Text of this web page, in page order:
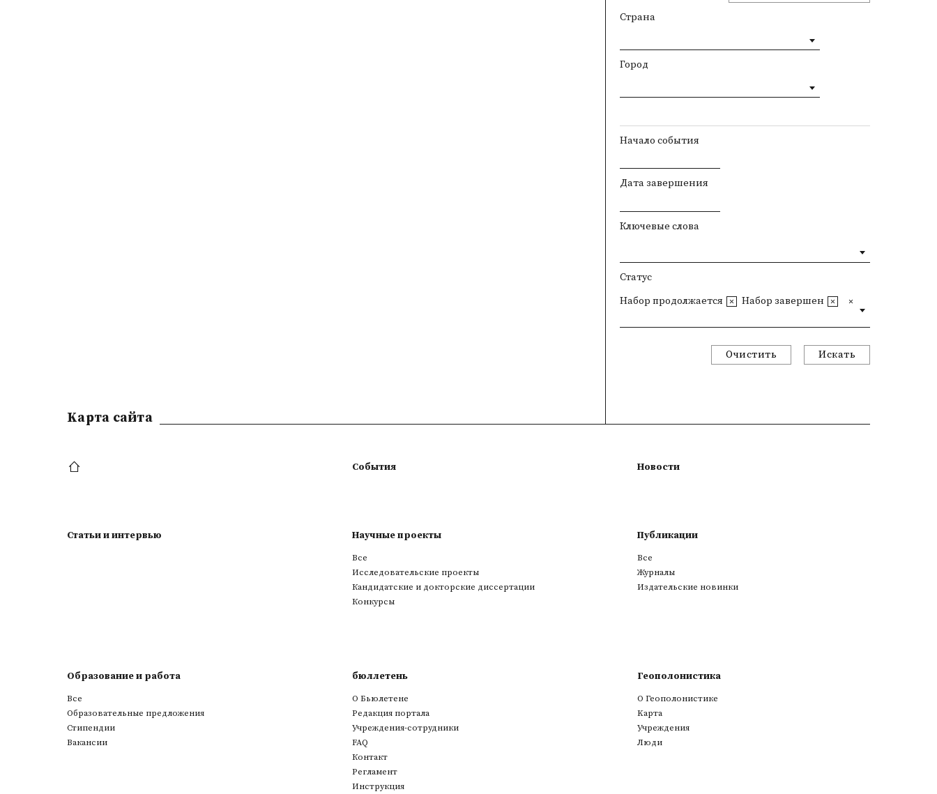
Страна
Город
Начало события
Дата завершения
Ключевые слова
Статус
Набор продолжается Набор завершен
Очистить Искать
Kарта сайта
События Новости
Статьи и интервью Научные проекты
Все
Исследовательские проекты
Кандидатские и докторские диссертации
Конкурсы
Публикации
Все
Журналы
Издательские новинки
Образование и работа
Все
Образовательные предложения
Стипендии
Вакансии
бюллетень
О Бьюлетене
Редакция портала
Учреждения-сотрудники
FAQ
Контакт
Регламент
Инструкция
Геополонистика
О Геополонистике
Kарта
Учреждения
Люди